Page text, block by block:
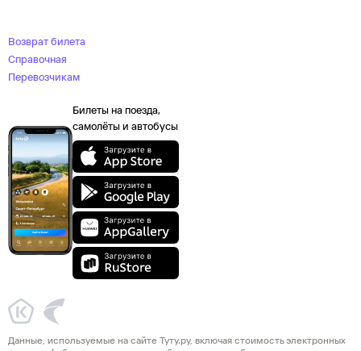
Возврат билета
Справочная
Перевозчикам
Билеты на поезда,
самолёты и автобусы
Данные, используемые на сайте Туту.ру, включая стоимость электронных